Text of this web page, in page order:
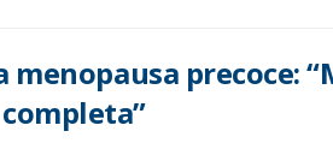
menopausa precoce: